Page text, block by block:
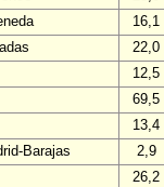
16,1
22,0
12,5
69,5
13,4
Barajas 2,9
26,2